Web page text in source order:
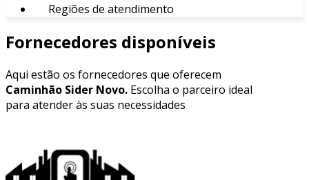
Regiões de atendimento
Fornecedores disponíveis
Aqui estão os fornecedores que oferecem
Caminhão Sider Novo. Escolha o parceiro ideal
para atender às suas necessidades